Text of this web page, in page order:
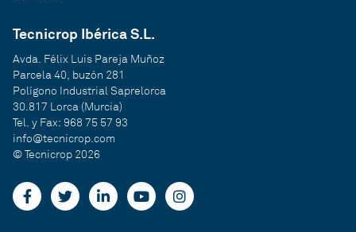
Tecnicrop Ibérica S.L.
Avda. Félix Luis Pareja Muñoz
Parcela 40, buzón 281
Polígono Industrial Saprelorca
30.817 Lorca (Murcia)
Tel. y Fax: 968 75 57 93
info@tecnicrop.com
© Tecnicrop 2026